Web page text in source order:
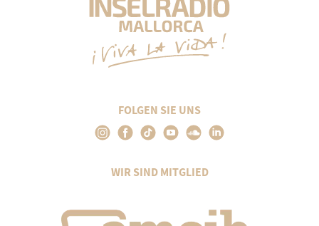
FOLGEN SIE UNS
WIR SIND MITGLIED